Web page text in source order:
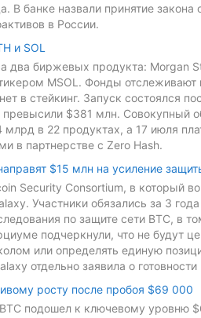
В банке назвали принятие
в России.
и SOL
два биржевых продукта: Morgan
MSOL. Фонды отслеживают
в стейкинг. Запуск состоялся
$381 млн. Совокупный
млрд в 22 продуктах, а 17 июля
в партнерстве с Zero Hash.
$15 млн на усиление
Security Consortium, в который
Участники обязались за 3
по защите сети BTC, в
подчеркнули, что не будут
или определять единую
отдельно заявила о
росту после пробоя $69 000
BTC подошел к ключевому уровню